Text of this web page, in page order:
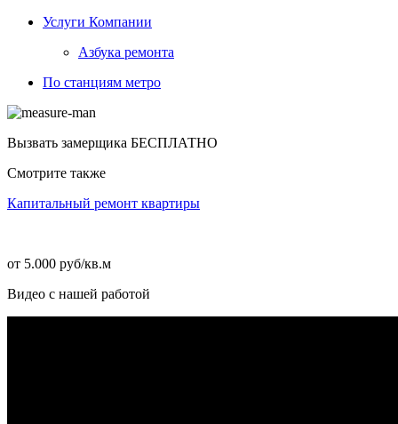
Услуги Компании
Азбука ремонта
По станциям метро
Вызвать замерщика БЕСПЛАТНО
Смотрите также
Капитальный ремонт квартиры
от 5.000 руб/кв.м
Видео с нашей работой